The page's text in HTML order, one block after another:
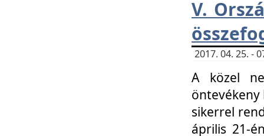
V.
2017. 04. 25. -
A közel
öntevékeny
sikerrel
április 21-